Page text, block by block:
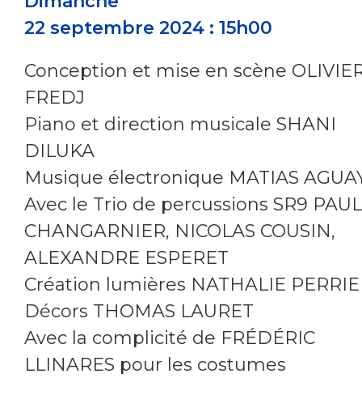
22 septembre 2024 : 15h00
Conception et mise en scène
FREDJ
Piano et direction musicale SHANI
DILUKA
Musique électronique MATIAS
Avec le Trio de percussions SR9 PAUL
CHANGARNIER, NICOLAS COUSIN,
ALEXANDRE ESPERET
Création lumières NATHALIE
Décors THOMAS LAURET
Avec la complicité de FRÉDÉRIC
LLINARES pour les costumes